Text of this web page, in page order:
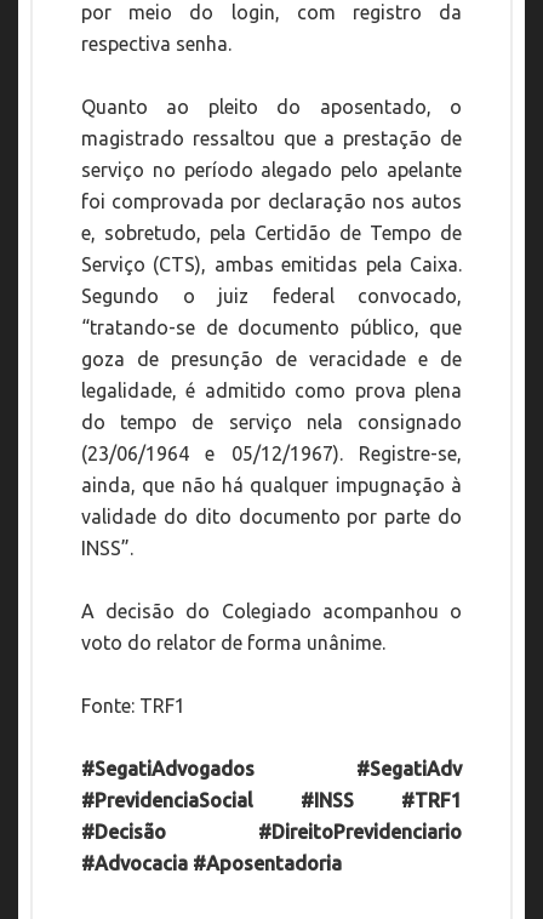
por meio do login, com registro da
respectiva senha.
Quanto ao pleito do aposentado, o
magistrado ressaltou que a prestação de
serviço no período alegado pelo apelante
foi comprovada por declaração nos autos
e, sobretudo, pela Certidão de Tempo de
Serviço (CTS), ambas emitidas pela Caixa.
Segundo o juiz federal convocado,
“tratando-se de documento público, que
goza de presunção de veracidade e de
legalidade, é admitido como prova plena
do tempo de serviço nela consignado
(23/06/1964 e 05/12/1967). Registre-se,
ainda, que não há qualquer impugnação à
validade do dito documento por parte do
INSS”.
A decisão do Colegiado acompanhou o
voto do relator de forma unânime.
Fonte: TRF1
#SegatiAdvogados #SegatiAdv
#PrevidenciaSocial #INSS #TRF1
#Decisão #DireitoPrevidenciario
#Advocacia #Aposentadoria